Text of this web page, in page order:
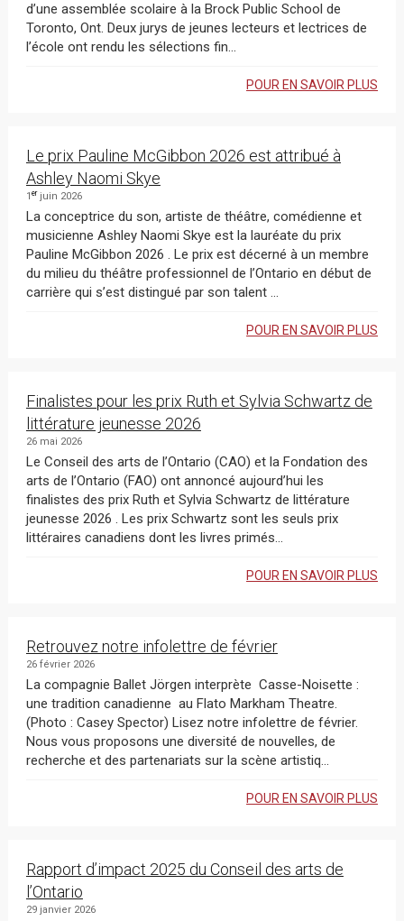
d’une assemblée scolaire à la Brock Public School de
Toronto, Ont. Deux jurys de jeunes lecteurs et lectrices de
l’école ont rendu les sélections fin...
POUR EN SAVOIR PLUS
Le prix Pauline McGibbon 2026 est attribué à
Ashley Naomi Skye
1 erjuin 2026
La conceptrice du son, artiste de théâtre, comédienne et
musicienne Ashley Naomi Skye est la lauréate du prix
Pauline McGibbon 2026 . Le prix est décerné à un membre
du milieu du théâtre professionnel de l’Ontario en début de
carrière qui s’est distingué par son talent ...
POUR EN SAVOIR PLUS
Finalistes pour les prix Ruth et Sylvia Schwartz de
littérature jeunesse 2026
26 mai 2026
Le Conseil des arts de l’Ontario (CAO) et la Fondation des
arts de l’Ontario (FAO) ont annoncé aujourd’hui les
finalistes des prix Ruth et Sylvia Schwartz de littérature
jeunesse 2026 . Les prix Schwartz sont les seuls prix
littéraires canadiens dont les livres primés...
POUR EN SAVOIR PLUS
Retrouvez notre infolettre de février
26 février 2026
La compagnie Ballet Jörgen interprète Casse-Noisette :
une tradition canadienne au Flato Markham Theatre.
(Photo : Casey Spector) Lisez notre infolettre de février.
Nous vous proposons une diversité de nouvelles, de
recherche et des partenariats sur la scène artistiq...
POUR EN SAVOIR PLUS
Rapport d’impact 2025 du Conseil des arts de
l’Ontario
29 janvier 2026